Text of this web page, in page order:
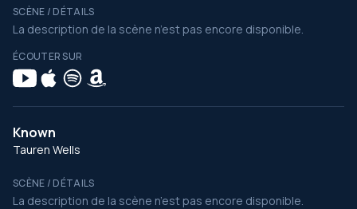
SCÈNE / DÉTAILS
La description de la scène n’est pas encore disponible.
ÉCOUTER SUR
Known
Tauren Wells
SCÈNE / DÉTAILS
La description de la scène n’est pas encore disponible.